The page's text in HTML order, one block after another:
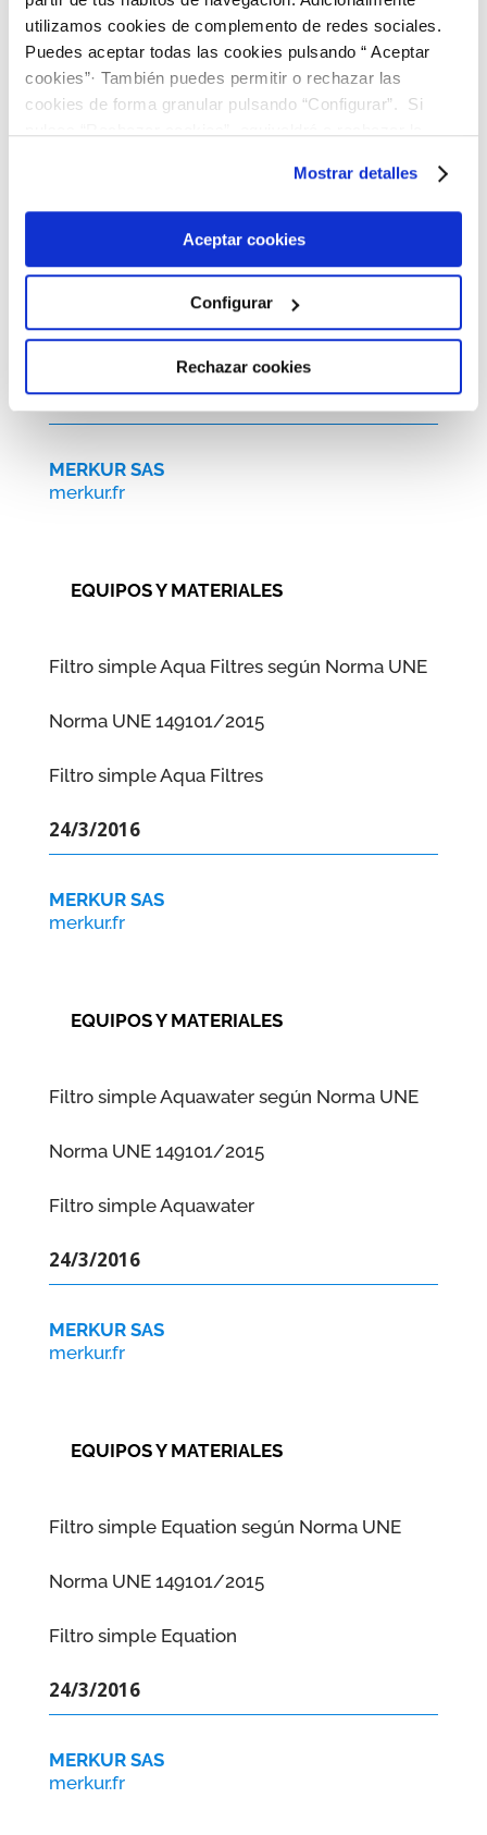
utilizamos cookies de complemento de redes sociales.
Puedes aceptar todas las cookies pulsando “ Aceptar
cookies”· También puedes permitir o rechazar las
cookies de forma granular pulsando “Configurar”. Si
son indispensables para que el sitio web funcione y que
por tanto no se pueden desactivar. Puedes consultar
más información en nuestraPolítica de Cookies
Mostrar detalles
Aceptar cookies
Configurar
Rechazar cookies
corsa.es
Bisfenol A
10/2/2017
MERKUR SAS
merkur.fr
EQUIPOS Y MATERIALES
Filtro simple Aqua Filtres según Norma UNE
Norma UNE 149101/2015
Filtro simple Aqua Filtres
24/3/2016
MERKUR SAS
merkur.fr
EQUIPOS Y MATERIALES
Filtro simple Aquawater según Norma UNE
Norma UNE 149101/2015
Filtro simple Aquawater
24/3/2016
MERKUR SAS
merkur.fr
EQUIPOS Y MATERIALES
Filtro simple Equation según Norma UNE
Norma UNE 149101/2015
Filtro simple Equation
24/3/2016
MERKUR SAS
merkur.fr